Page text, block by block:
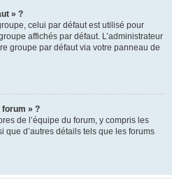
» ?
celui par défaut est utilisé pour
affichés par défaut. L’administrateur
groupe par défaut via votre panneau de
forum » ?
de l’équipe du forum, y compris les
que d’autres détails tels que les forums